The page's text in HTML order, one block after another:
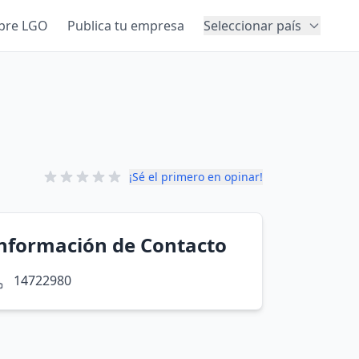
LGO Publica tu empresa Seleccionar país
¡Sé el primero en opinar!
de Contacto
14722980